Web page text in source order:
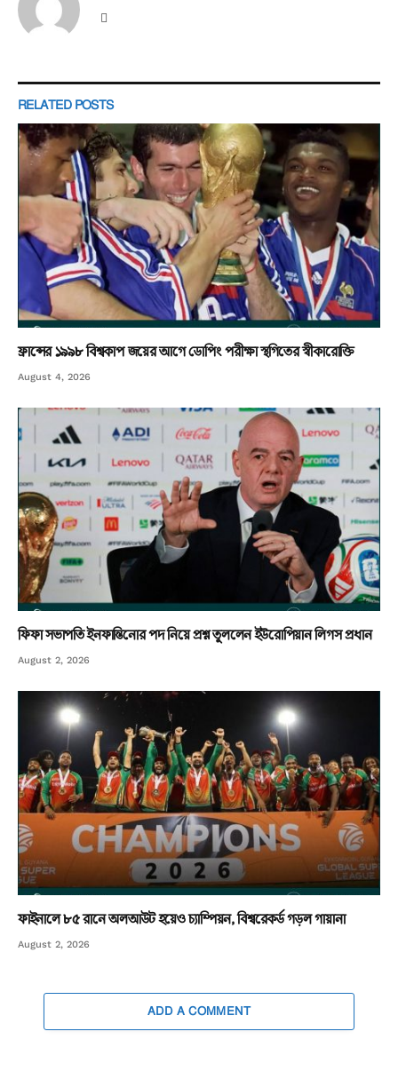
RELATED POSTS
ফ্রান্সের ১৯৯৮ বিশ্বকাপ জয়ের আগে ডোপিং পরীক্ষা স্থগিতের স্বীকারোক্তি
August 4, 2026
ফিফা সভাপতি ইনফান্তিনোর পদ নিয়ে প্রশ্ন তুললেন ইউরোপিয়ান লিগস প্রধান
August 2, 2026
ফাইনালে ৮৫ রানে অলআউট হয়েও চ্যাম্পিয়ন, বিশ্বরেকর্ড গড়ল গায়ানা
August 2, 2026
ADD A COMMENT